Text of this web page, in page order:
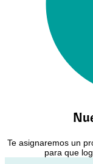
Te asignaremos un
para que